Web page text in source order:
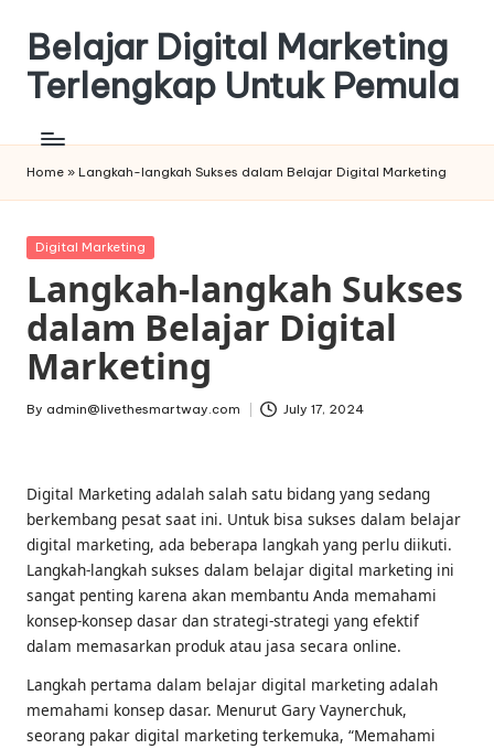
content
Belajar Digital Marketing
Terlengkap Untuk Pemula
Home » Langkah-langkah Sukses dalam Belajar Digital Marketing
Posted
Digital Marketing
Langkah-langkah Sukses
dalam Belajar Digital
Marketing
Posted
By admin@livethesmartway.com July 17, 2024
Digital Marketing adalah salah satu bidang yang sedang
berkembang pesat saat ini. Untuk bisa sukses dalam belajar
digital marketing, ada beberapa langkah yang perlu diikuti.
Langkah-langkah sukses dalam belajar digital marketing ini
sangat penting karena akan membantu Anda memahami
konsep-konsep dasar dan strategi-strategi yang efektif
dalam memasarkan produk atau jasa secara online.
Langkah pertama dalam belajar digital marketing adalah
memahami konsep dasar. Menurut Gary Vaynerchuk,
seorang pakar digital marketing terkemuka, “Memahami